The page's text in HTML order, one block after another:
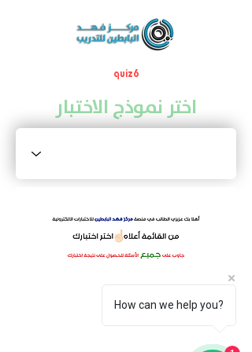
quiz6
اختر نموذج الاختبار
How can we help you?